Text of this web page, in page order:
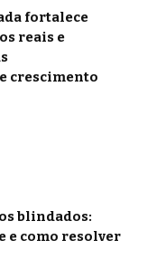
fortalece
reais e
crescimento
blindados:
e como resolver